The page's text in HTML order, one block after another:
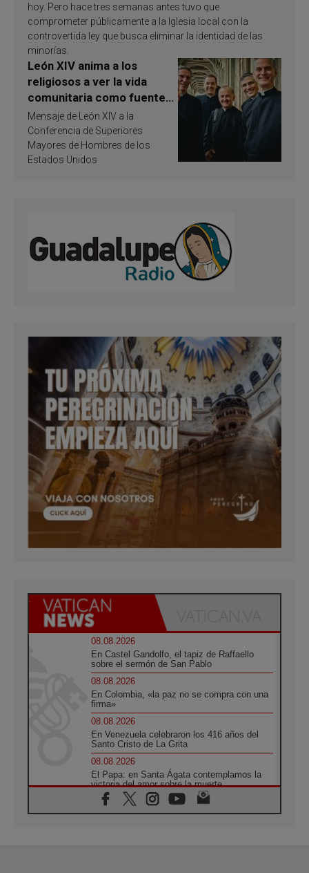
hoy. Pero hace tres semanas antes tuvo que
comprometer públicamente a la Iglesia local con la
controvertida ley que busca eliminar la identidad de las
minorías.
León XIV anima a los
religiosos a ver la vida
comunitaria como fuente
de inspiración y
santificación
Mensaje de León XIV a la
Conferencia de Superiores
Mayores de Hombres de los
Estados Unidos
08.08.2026
En Castel Gandolfo, el tapiz de Raffaello
sobre el sermón de San Pablo
08.08.2026
En Colombia, «la paz no se compra con una
firma»
08.08.2026
En Venezuela celebraron los 416 años del
Santo Cristo de La Grita
08.08.2026
El Papa: en Santa Ágata contemplamos la
victoria del amor sobre la muerte
08.08.2026
León XIV visitará el Santuario de la Madre